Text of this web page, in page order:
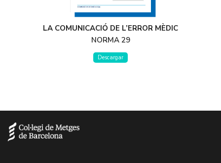
LA COMUNICACIÓ DE L’ERROR MÈDIC
NORMA 29
Descargar